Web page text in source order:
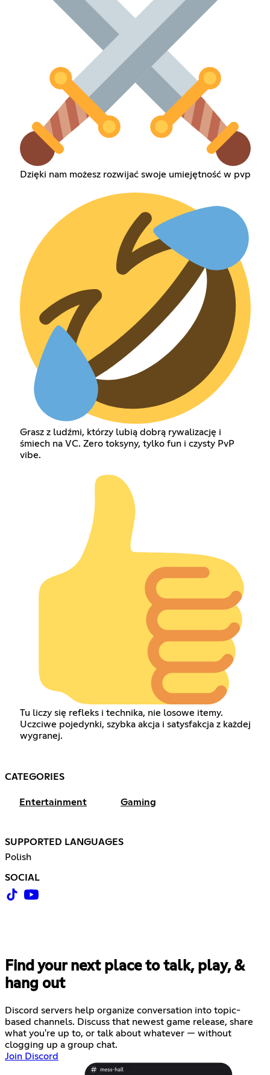
Dzięki nam możesz rozwijać swoje umiejętność w pvp
Grasz z ludźmi, którzy lubią dobrą rywalizację i
śmiech na VC. Zero toksyny, tylko fun i czysty PvP
vibe.
Tu liczy się refleks i technika, nie losowe itemy.
Uczciwe pojedynki, szybka akcja i satysfakcja z każdej
wygranej.
CATEGORIES
Entertainment Gaming
SUPPORTED LANGUAGES
Polish
SOCIAL
Find your next place to talk, play, &
hang out
Discord servers help organize conversation into topic-
based channels. Discuss that newest game release, share
what you're up to, or talk about whatever — without
clogging up a group chat.
Join Discord